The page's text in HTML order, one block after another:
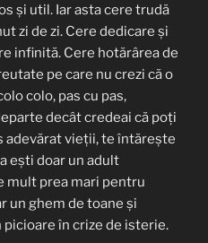
și util. Iar asta cere trudă
zi de zi. Cere dedicare și
infinită. Cere hotărârea de
pe care nu crezi că o
colo, pas cu pas,
decât credeai că poți
adevărat vieții, te întărește
ești doar un adult
mult prea mari pentru
un ghem de toane și
în crize de isterie.